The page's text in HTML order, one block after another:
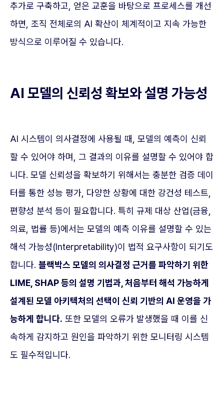
추가로 구축하고, 얻은 교훈을 바탕으로 프로세스를 개선
하면, 조직 전체로의 AI 확산이 체계적이고 지속 가능한
방식으로 이루어질 수 있습니다.
AI 모델의 신뢰성 확보와 설명 가능성
AI 시스템이 의사결정에 사용될 때, 모델의 예측이 신뢰
할 수 있어야 하며, 그 결과의 이유를 설명할 수 있어야 합
니다. 모델 신뢰성을 확보하기 위해서는 충분한 검증 데이
터를 통한 성능 평가, 다양한 상황에 대한 강건성 테스트,
편향성 분석 등이 필요합니다. 특히 규제 대상 산업(금융,
의료, 법률 등)에서는 모델의 예측 이유를 설명할 수 있는
해석 가능성(Interpretability)이 법적 요구사항이 되기도
합니다. 블랙박스 모델의 의사결정 근거를 파악하기 위한
LIME, SHAP 등의 설명 기법과, 처음부터 해석 가능하게
설계된 모델 아키텍처의 선택이 신뢰 기반의 AI 운영을 가
능하게 합니다. 또한 모델의 오류가 발생했을 때 이를 신
속하게 감지하고 원인을 파악하기 위한 모니터링 시스템
도 필수적입니다.